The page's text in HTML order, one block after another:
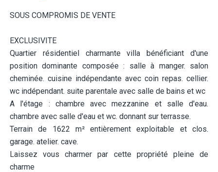
SOUS COMPROMIS DE VENTE
EXCLUSIVITE
Quartier résidentiel charmante villa bénéficiant d'une
position dominante composée : salle à manger. salon
cheminée. cuisine indépendante avec coin repas. cellier.
wc indépendant. suite parentale avec salle de bains et wc
A l'étage : chambre avec mezzanine et salle d'eau.
chambre avec salle d'eau et wc. donnant sur terrasse.
Terrain de 1622 m² entièrement exploitable et clos.
garage. atelier. cave.
Laissez vous charmer par cette propriété pleine de
charme